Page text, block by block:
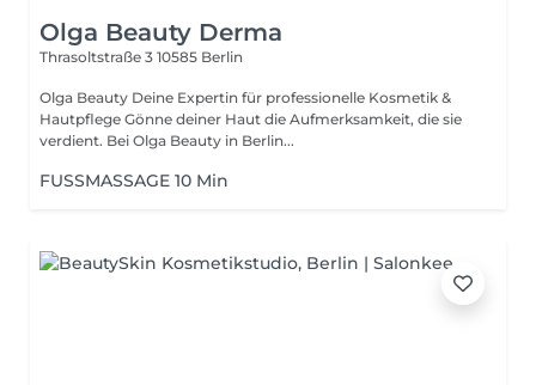
Olga Beauty Derma
Thrasoltstraße 3 10585 Berlin
Olga Beauty Deine Expertin für professionelle Kosmetik &
Hautpflege Gönne deiner Haut die Aufmerksamkeit, die sie
verdient. Bei Olga Beauty in Berlin...
FUSSMASSAGE 10 Min